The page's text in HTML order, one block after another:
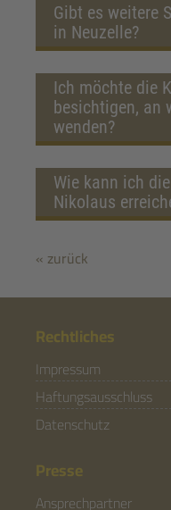
Gibt es weitere
in Neuzelle?
Ich möchte die
besichtigen, an
wenden?
Wie kann ich
Nikolaus
« zurück
Rechtliches
Impressum
Haftungsausschluss
Datenschutz
Presse
Ansprechpartner